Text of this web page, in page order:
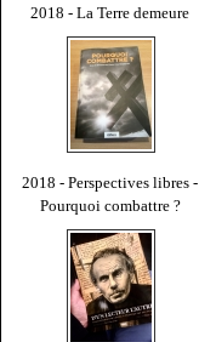
2018 - La Terre demeure
2018 - Perspectives libres -
Pourquoi combattre ?